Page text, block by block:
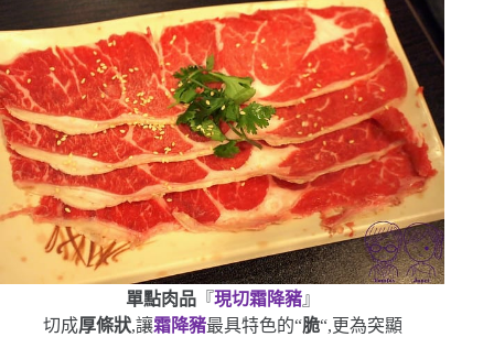
單點肉品『現切霜降豬』
切成厚條狀,讓霜降豬最具特色的“脆“,更為突顯